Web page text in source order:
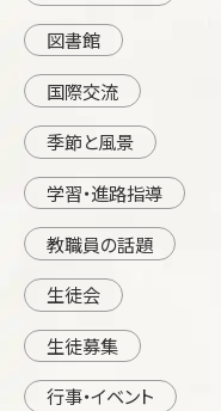
図書館
国際交流
季節と風景
学習・進路指導
教職員の話題
生徒会
生徒募集
行事・イベント